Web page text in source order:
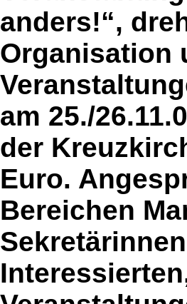
anders!“,
Organisation
am 25./
der
Euro.
Bereichen